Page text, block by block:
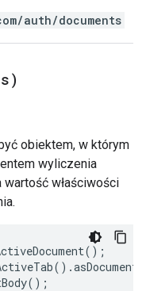
auth/documents
obiektem, w którym
wyliczenia
wartość właściwości
();
().
();